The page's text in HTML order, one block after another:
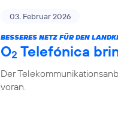
03. Februar 2026
BESSERES NETZ FÜR DEN
O2 Telefónica
Der
voran.